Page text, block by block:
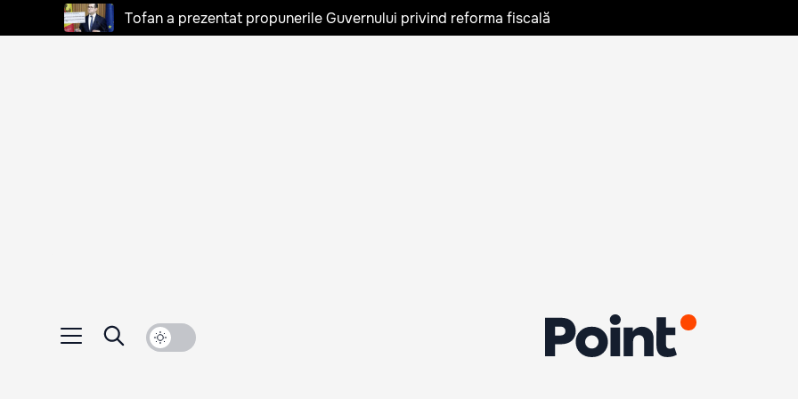
Tofan a prezentat propunerile Guvernului privind reforma fiscală